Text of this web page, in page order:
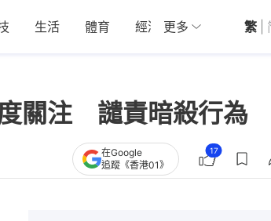
生活 體育 經濟 01深圳 觀
更多 繁
關注 譴責暗殺行為
在Google
追蹤《香港01》
17